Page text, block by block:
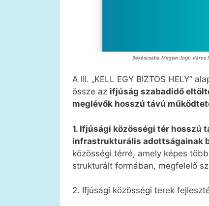
Békéscsaba Megyei Jogú Város
A III. „KELL EGY BIZTOS HELY”
össze az ifjúság szabadidő
meglévők hosszú távú
1. Ifjúsági közösségi tér hosszú
infrastrukturális adottságainak
közösségi térré, amely képes
strukturált formában, megfelelő
2. Ifjúsági közösségi terek